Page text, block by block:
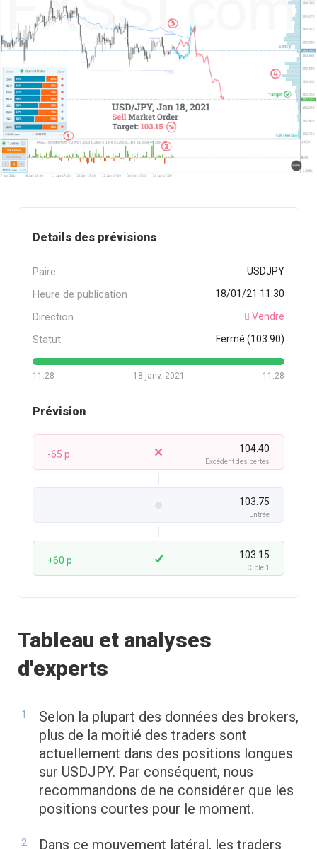
Details des prévisions
Paire USDJPY
Heure de publication 18/01/21 11:30
Direction Vendre
Statut Fermé (103.90)
11:28 11:28
18 janv. 2021
Prévision
-65 p 104.40
Excédent des pertes
103.75
Entrée
+60 p 103.15
Cible 1
Tableau et analyses
d'experts
Selon la plupart des données des brokers,
plus de la moitié des traders sont
actuellement dans des positions longues
sur USDJPY. Par conséquent, nous
recommandons de ne considérer que les
positions courtes pour le moment.
Dans ce mouvement latéral, les traders